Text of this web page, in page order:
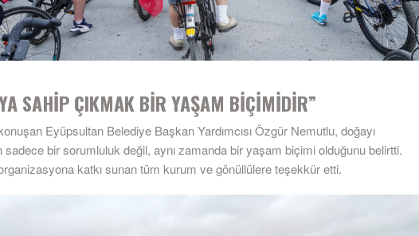
SAHİP ÇIKMAK BİR YAŞAM BİÇİMİDİR”
Eyüpsultan Belediye Başkan Yardımcısı Özgür Nemutlu, doğayı
sadece bir sorumluluk değil, aynı zamanda bir yaşam biçimi olduğunu belirtti.
katkı sunan tüm kurum ve gönüllülere teşekkür etti.